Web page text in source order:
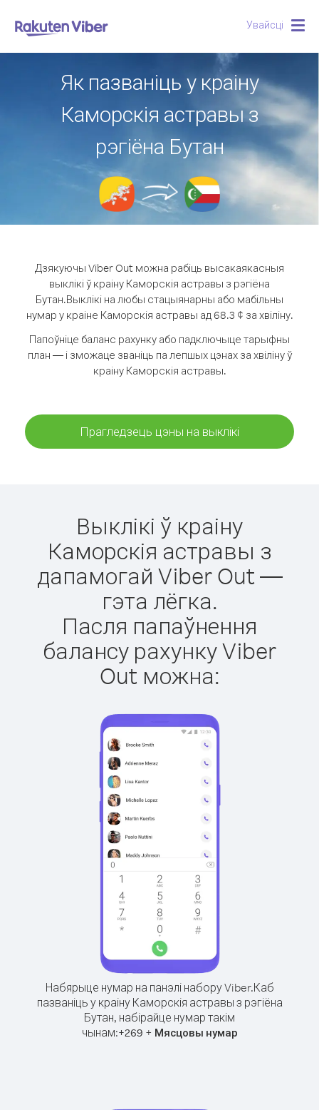
Увайсці
Як пазваніць у краіну
Каморскія астравы з
рэгіёна Бутан
Дзякуючы Viber Out можна рабіць высакаякасныя
выклікі ў краіну Каморскія астравы з рэгіёна
Бутан.Выклікі на любы стацыянарны або мабільны
нумар у краіне Каморскія астравы ад 68.3 ¢ за хвіліну.
Папоўніце баланс рахунку або падключыце тарыфны
план — і зможаце званіць па лепшых цэнах за хвіліну ў
краіну Каморскія астравы.
Прагледзець цэны на выклікі
Выклікі ў краіну
Каморскія астравы з
дапамогай Viber Out —
гэта лёгка.
Пасля папаўнення
балансу рахунку Viber
Out можна:
Набярыце нумар на панэлі набору Viber.Каб
пазваніць у краіну Каморскія астравы з рэгіёна
Бутан, набірайце нумар такім
чынам:+269 + Мясцовы нумар